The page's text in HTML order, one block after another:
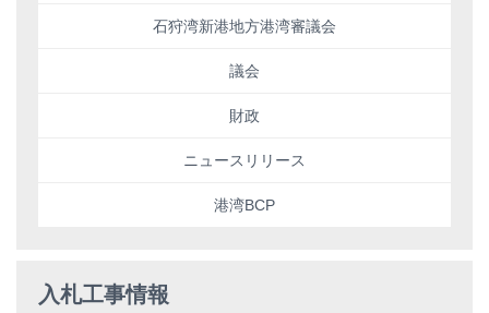
石狩湾新港地方港湾審議会
議会
財政
ニュースリリース
港湾BCP
入札工事情報